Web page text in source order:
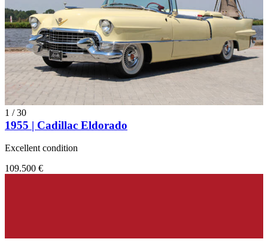
1 /30
1955 | Cadillac Eldorado
Excellent condition
109.500 €